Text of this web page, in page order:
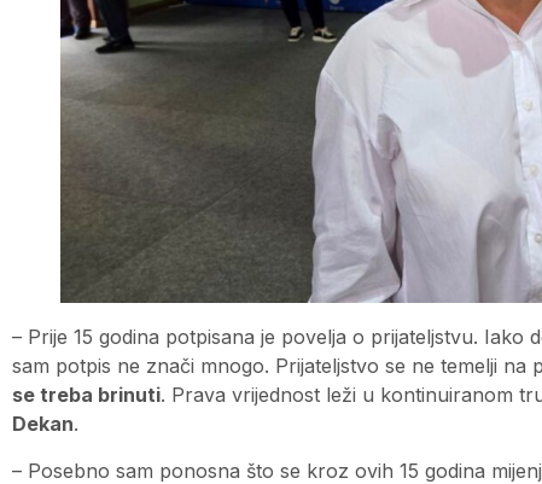
– Prije 15 godina potpisana je povelja o prijateljstvu.
sam potpis ne znači mnogo. Prijateljstvo se ne temelji na
se treba brinuti. Prava vrijednost leži u kontinuiranom
Dekan.
– Posebno sam ponosna što se kroz ovih 15 godina